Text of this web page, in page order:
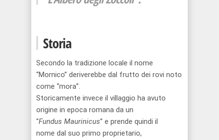
Storia
Secondo la tradizione locale il nome
“Mornico” deriverebbe dal frutto dei rovi noto
come “mora”.
Storicamente invece i l villaggio ha avuto
origine in epoca romana da un
“Fundus Maurinicus” e prende quindi il
nome dal suo primo proprietario,